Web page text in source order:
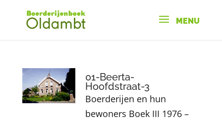
01-Beerta-
Hoofdstraat-3
Boerderijen en hun
bewoners Boek III 1976 –